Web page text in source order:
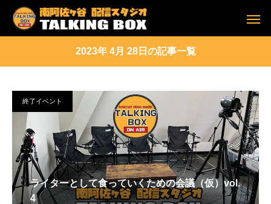
2023年 4月 28日の記事一覧
終了イベント
ライターとして食っていくための会議（仮）vol.
4